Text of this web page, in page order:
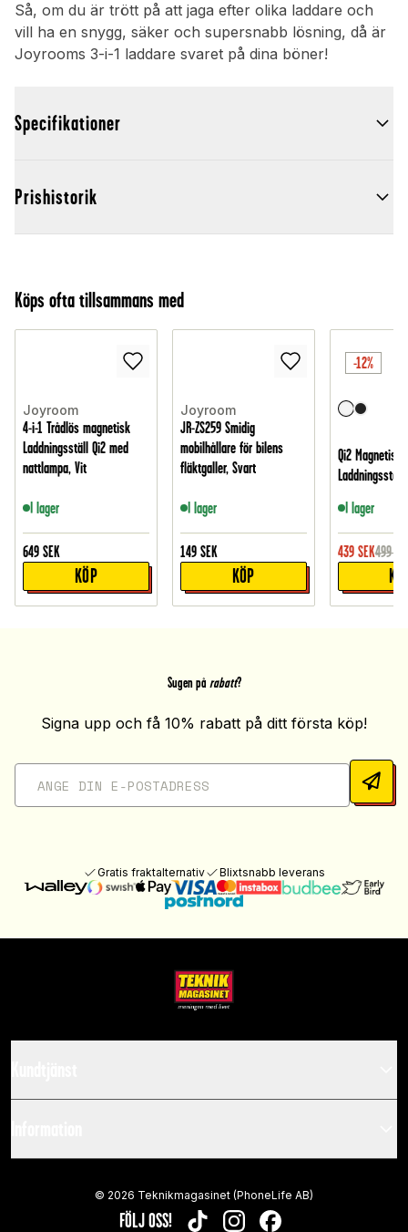
Så, om du är trött på att jaga efter olika laddare och
vill ha en snygg, säker och supersnabb lösning, då är
Joyrooms 3-i-1 laddare svaret på dina böner!
Specifikationer
Prishistorik
Köps ofta tillsammans med
Joyroom
4-i-1 Trådlös magnetisk
Laddningsställ Qi2 med
nattlampa, Vit
I lager
649 SEK
KÖP
Joyroom
JR-ZS259 Smidig
mobilhållare för bilens
fläktgaller, Svart
I lager
149 SEK
KÖP
-12%
Qi2 Magnetisk
I lager
439 SEK499
Sugen på rabatt?
Signa upp och få 10% rabatt på ditt första köp!
Gratis fraktalternativ Blixtsnabb leverans
FÖLJ OSS!
© 2026 Teknikmagasinet (PhoneLife AB)